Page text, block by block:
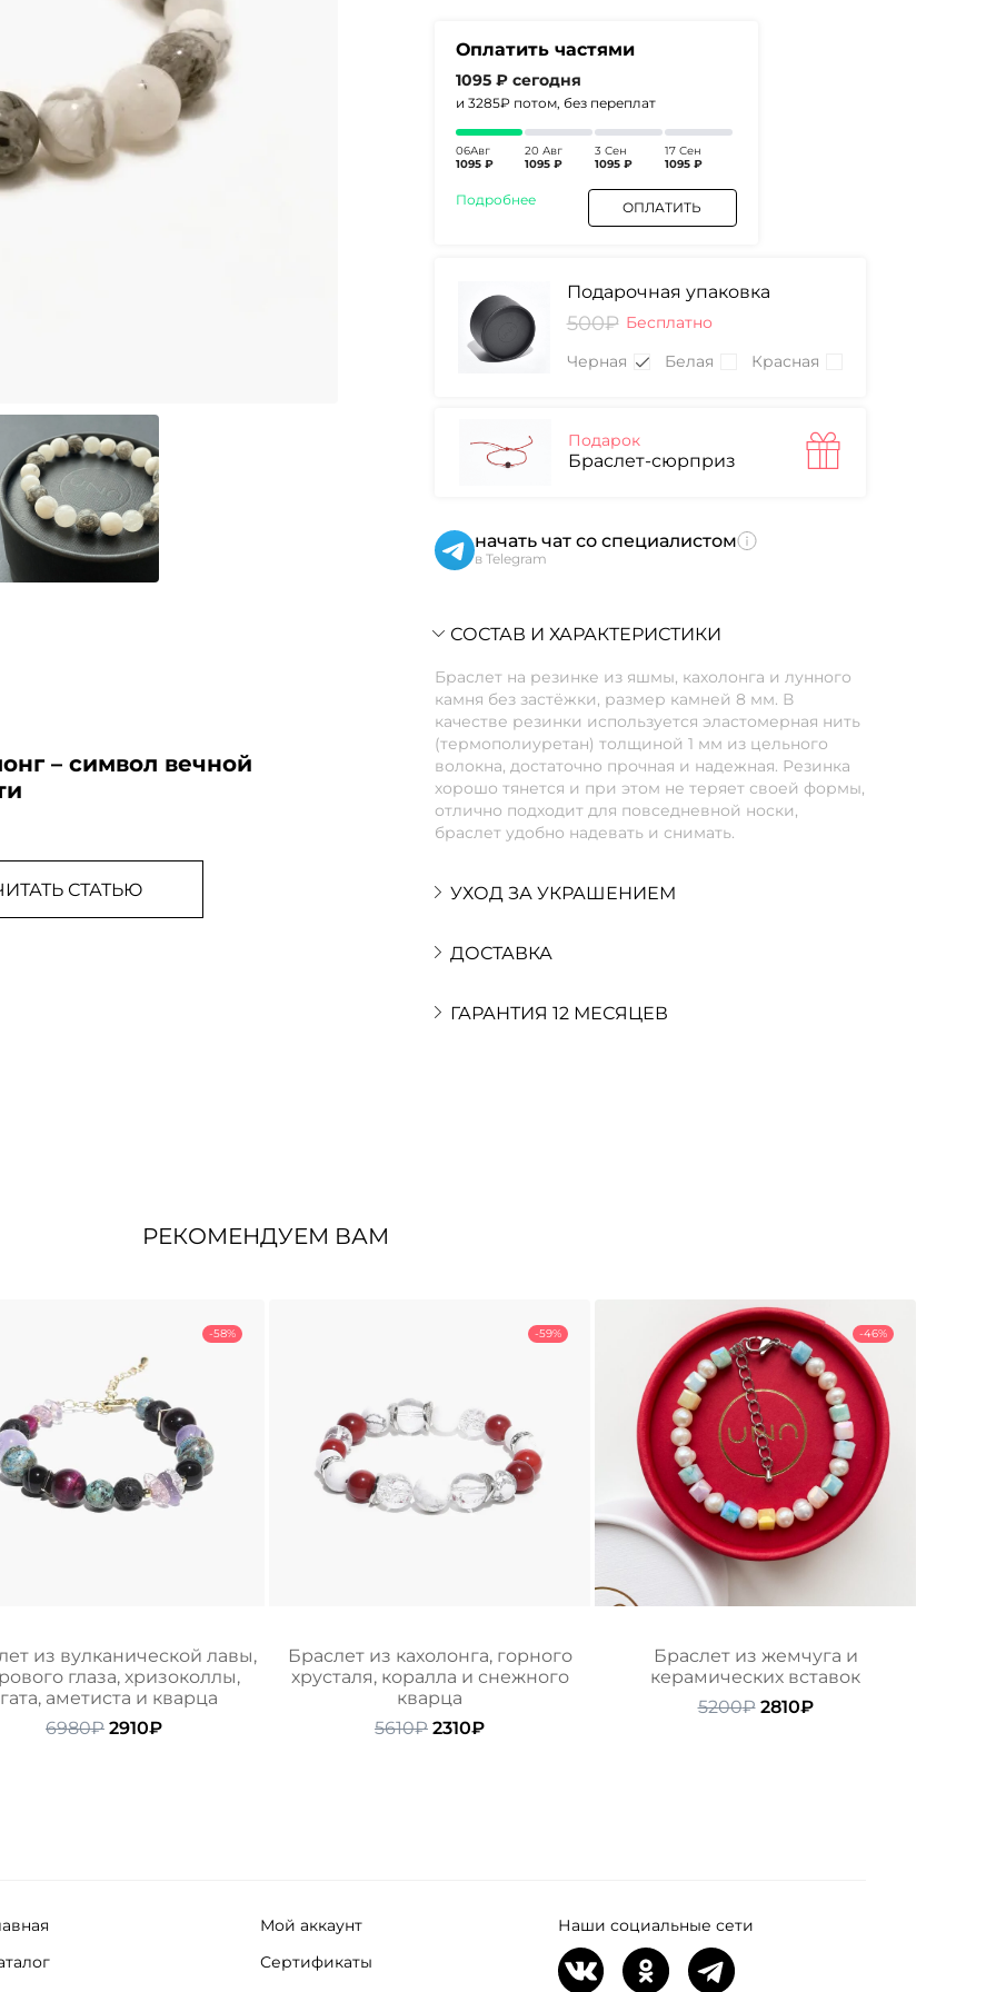
– символ вечной
СТАТЬЮ
Оплатить частями
1095 ₽ сегодня
и 3285₽ потом, без переплат
06Авг
1095 ₽
20 Авг
1095 ₽
3 Сен
1095 ₽
17 Сен
1095 ₽
Подробнее ОПЛАТИТЬ
Подарочная упаковка
500₽ Бесплатно
Черная
Белая Красная
Подарок
Браслет-сюрприз
начать чат со специалистом
в Telegram
СОСТАВ И ХАРАКТЕРИСТИКИ
Браслет на резинке из яшмы, кахолонга и лунного
камня без застёжки, размер камней 8 мм. В
качестве резинки используется эластомерная нить
(термополиуретан) толщиной 1 мм из цельного
волокна, достаточно прочная и надежная. Резинка
хорошо тянется и при этом не теряет своей формы,
отлично подходит для повседневной носки,
браслет удобно надевать и снимать.
УХОД ЗА УКРАШЕНИЕМ
ДОСТАВКА
ГАРАНТИЯ 12 МЕСЯЦЕВ
РЕКОМЕНДУЕМ ВАМ
-58%
из вулканической лавы,
глаза, хризоколлы,
аметиста и кварца
6980₽ Первоначальная
2910₽Текущая
-59%
Браслет из кахолонга, горного
хрусталя, коралла и снежного
кварца
5610₽ Первоначальная
2310₽Текущая
-46%
Браслет из жемчуга и
керамических вставок
5200₽ Первоначальная
2810₽Текущая
Мой аккаунт
Сертификаты
Наши социальные сети